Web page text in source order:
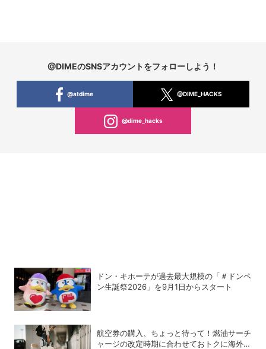
@DIMEのSNSアカウントをフォローしよう！
@atdime @DIME_HACKS
@dime_hacks
ドン・キホーテが過去最大規模の「＃ドンペ
ン生誕祭2026」を9月1日からスタート
航空券の購入、ちょっと待って！燃油サーチ
ャージの改定時期に合わせておトクに海外航